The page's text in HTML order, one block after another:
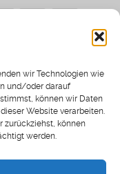
wir Technologien wie
und/oder darauf
können wir Daten
Website verarbeiten.
zurückziehst, können
werden.